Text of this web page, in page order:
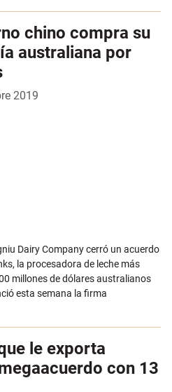
chino compra su
australiana por
2019
Dairy Company cerró un acuerdo
la procesadora de leche más
millones de dólares australianos
esta semana la firma
le exporta
con 13